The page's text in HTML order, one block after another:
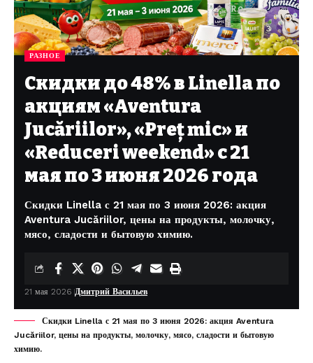
РАЗНОЕ
Скидки до 48% в Linella по
акциям «Aventura
Jucăriilor», «Preț mic» и
«Reduceri weekend» с 21
мая по 3 июня 2026 года
Скидки Linella с 21 мая по 3 июня 2026: акция
Aventura Jucăriilor, цены на продукты, молочку,
мясо, сладости и бытовую химию.
21 мая 2026 Дмитрий Васильев
Скидки Linella с 21 мая по 3 июня 2026: акция Aventura
Jucăriilor, цены на продукты, молочку, мясо, сладости и бытовую
химию.